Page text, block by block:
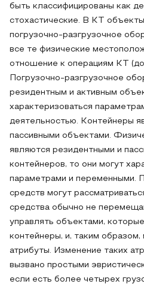
быть классифицированы как
стохастические. В КT
погрузочно-разгрузочное
все те физические
отношение к операциям КT
Погрузочно-разгрузочное
резидентным и активным
характеризоваться
деятельностью. Контейнеры
пассивными объектами.
являются резидентными и
контейнеров, то они могут
параметрами и переменными.
средств могут
средства обычно не
управлять объектами,
контейнеры, и, таким образом,
атрибуты. Изменение таких
вызвано простыми
если есть более четырех